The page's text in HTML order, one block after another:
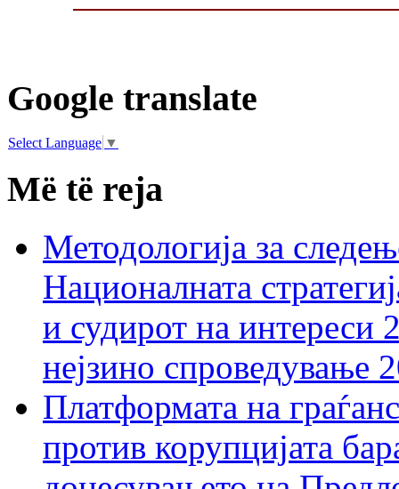
Google translate
Select Language ▼
Më të reja
Методологија за
Националната
и судирот на интереси
нејзино спроведување
Платформата на
против корупцијата